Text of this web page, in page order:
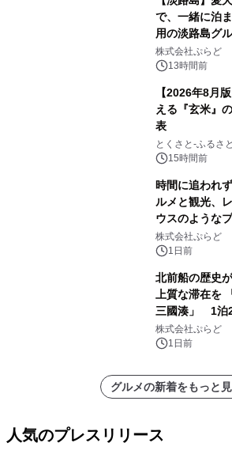
で、一緒に泊
用の淡路島グ
プール グラン
スの2施設で
株式会社ぷらど
13時間前
【2026年8月
える『玄米』
表
とくさと-ふるさ
15時間前
時間に追われ
ルメと観光、
ウスのような
サウナも 「
得な素泊まり
株式会社ぷらど
1日前
北前船の歴史
上質な滞在を
三國湊」 1泊
株式会社ぷらど
1日前
グルメの新着をもっと
人気のプレスリリース